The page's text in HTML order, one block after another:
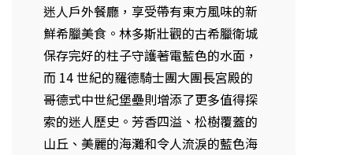
迷人戶外餐廳，享受帶有東方風味的新
鮮希臘美食。林多斯壯觀的古希臘衛城
保存完好的柱子守護著電藍色的水面，
而 14 世紀的羅德騎士團大團長宮殿的
哥德式中世紀堡壘則增添了更多值得探
索的迷人歷史。芳香四溢、松樹覆蓋的
山丘、美麗的海灘和令人流淚的藍色海